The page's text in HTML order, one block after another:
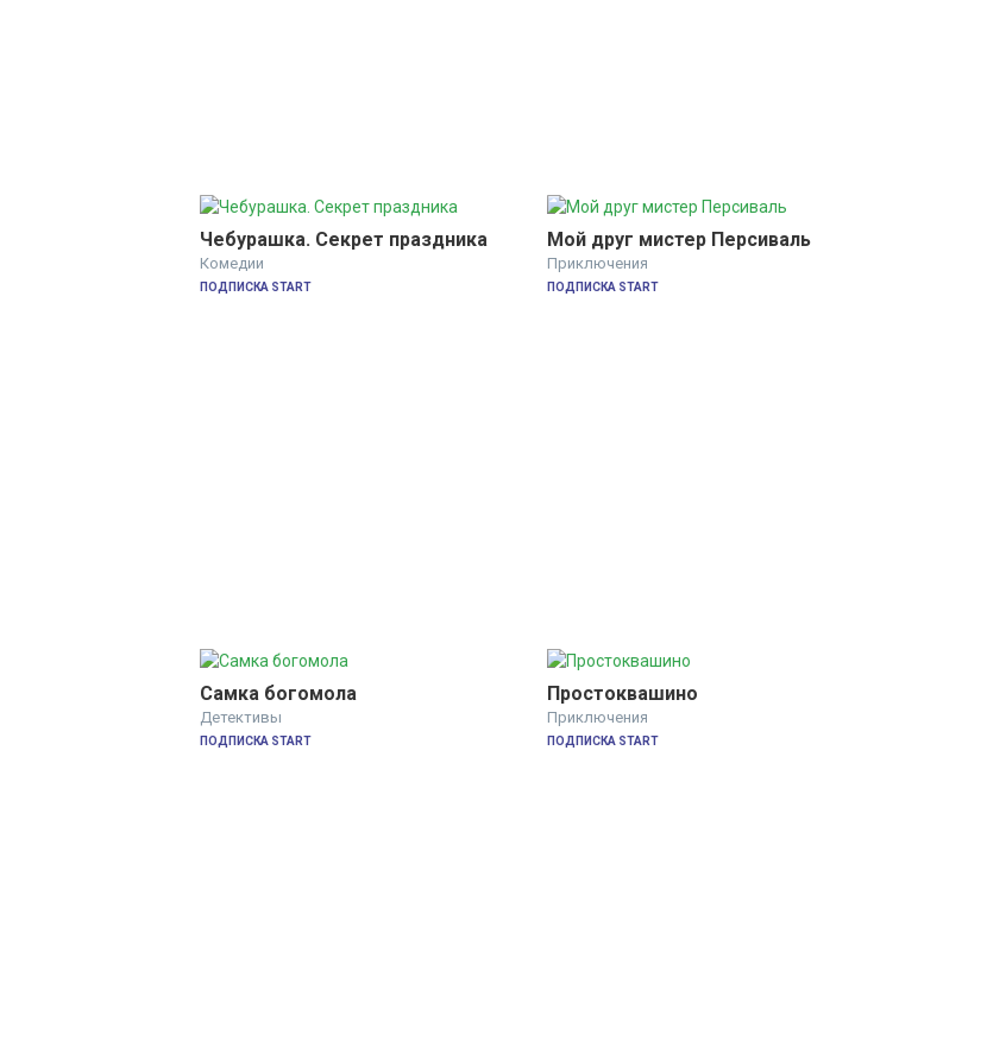
Чебурашка. Секрет праздника
Комедии
ПОДПИСКА START
Мой друг мистер Персиваль
Приключения
ПОДПИСКА START
Самка богомола
Детективы
ПОДПИСКА START
Простоквашино
Приключения
ПОДПИСКА START